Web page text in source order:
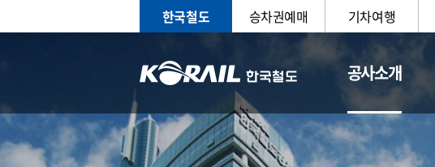
한국철도 승차권예매 기차여행
공사소개
CEO 일반현황